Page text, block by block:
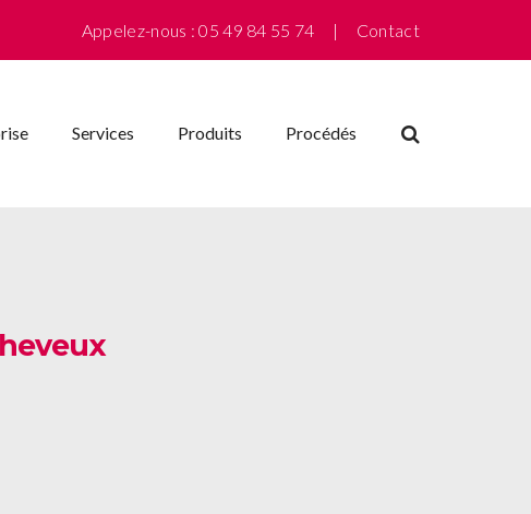
Appelez-nous : 05 49 84 55 74 | Contact
Services Produits Procédés